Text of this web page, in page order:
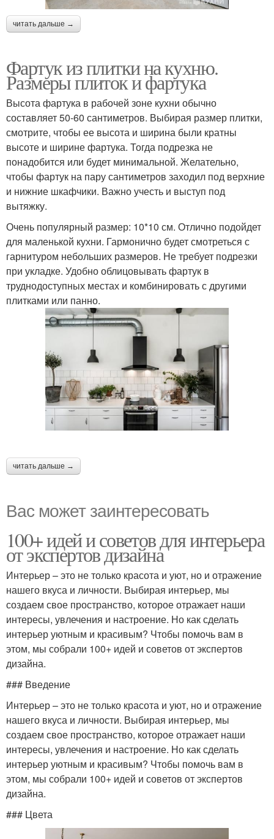
читать дальше →
Фартук из плитки на кухню.
Размеры плиток и фартука
Высота фартука в рабочей зоне кухни обычно
составляет 50-60 сантиметров. Выбирая размер плитки,
смотрите, чтобы ее высота и ширина были кратны
высоте и ширине фартука. Тогда подрезка не
понадобится или будет минимальной. Желательно,
чтобы фартук на пару сантиметров заходил под верхние
и нижние шкафчики. Важно учесть и выступ под
вытяжку.
Очень популярный размер: 10*10 см. Отлично подойдет
для маленькой кухни. Гармонично будет смотреться с
гарнитуром небольших размеров. Не требует подрезки
при укладке. Удобно облицовывать фартук в
труднодоступных местах и комбинировать с другими
плитками или панно.
читать дальше →
Вас может заинтересовать
100+ идей и советов для интерьера
от экспертов дизайна
Интерьер – это не только красота и уют, но и отражение
нашего вкуса и личности. Выбирая интерьер, мы
создаем свое пространство, которое отражает наши
интересы, увлечения и настроение. Но как сделать
интерьер уютным и красивым? Чтобы помочь вам в
этом, мы собрали 100+ идей и советов от экспертов
дизайна.
### Введение
Интерьер – это не только красота и уют, но и отражение
нашего вкуса и личности. Выбирая интерьер, мы
создаем свое пространство, которое отражает наши
интересы, увлечения и настроение. Но как сделать
интерьер уютным и красивым? Чтобы помочь вам в
этом, мы собрали 100+ идей и советов от экспертов
дизайна.
### Цвета